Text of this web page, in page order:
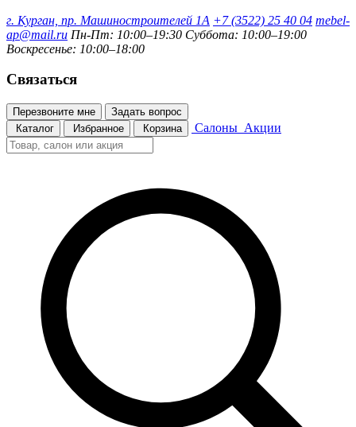
г. Курган, пр. Машиностроителей 1А +7 (3522) 25 40 04 mebel-
ap@mail.ru Пн-Пт: 10:00–19:30 Суббота: 10:00–19:00
Воскресенье: 10:00–18:00
Связаться
Перезвоните мне
Задать вопрос
Каталог
Избранное Корзина Салоны Акции